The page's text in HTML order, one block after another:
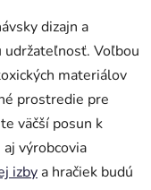
dizajn a
udržateľnosť. Voľbou
materiálov
prostredie pre
väčší posun k
výrobcovia
izby a hračiek budú